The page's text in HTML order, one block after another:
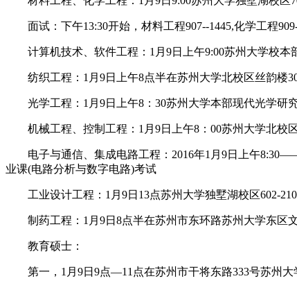
面试：下午13:30开始，材料工程907--1445,化学工程909-
计算机技术、软件工程：1月9日上午9:00苏州大学校本
纺织工程：1月9日上午8点半在苏州大学北校区丝韵楼
光学工程：1月9日上午8：30苏州大学本部现代光学研究
机械工程、控制工程：1月9日上午8：00苏州大学北校
电子与通信、集成电路工程：2016年1月9日上午
业课(电路分析与数字电路)考试
工业设计工程：1月9日13点苏州大学独墅湖校区602-
制药工程：1月9日8点半在苏州市东环路苏州大学东区文
教育硕士：
第一，1月9日9点—11点在苏州市干将东路333号苏州大